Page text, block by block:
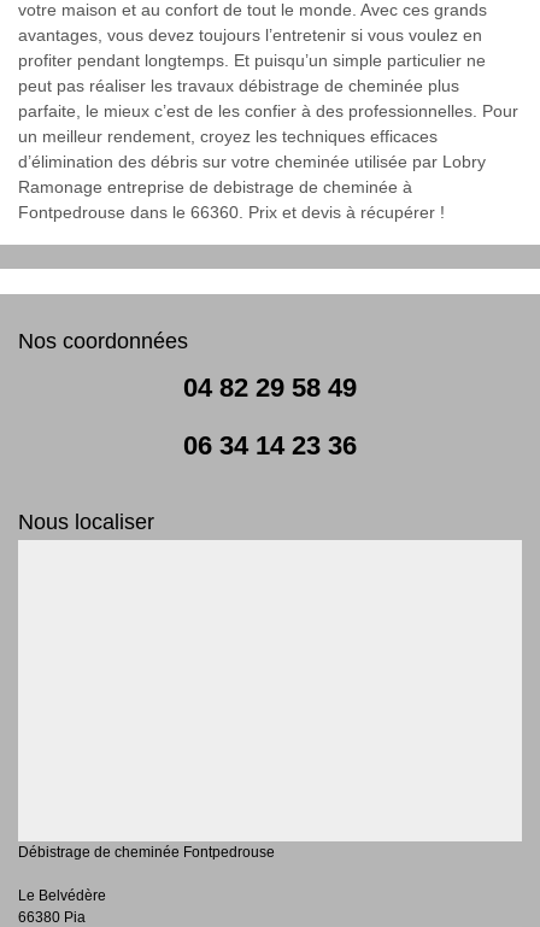
votre maison et au confort de tout le monde. Avec ces grands
avantages, vous devez toujours l’entretenir si vous voulez en
profiter pendant longtemps. Et puisqu’un simple particulier ne
peut pas réaliser les travaux débistrage de cheminée plus
parfaite, le mieux c’est de les confier à des professionnelles. Pour
un meilleur rendement, croyez les techniques efficaces
d’élimination des débris sur votre cheminée utilisée par Lobry
Ramonage entreprise de debistrage de cheminée à
Fontpedrouse dans le 66360. Prix et devis à récupérer !
Nos coordonnées
04 82 29 58 49
06 34 14 23 36
Nous localiser
Débistrage de cheminée Fontpedrouse
Le Belvédère
66380 Pia